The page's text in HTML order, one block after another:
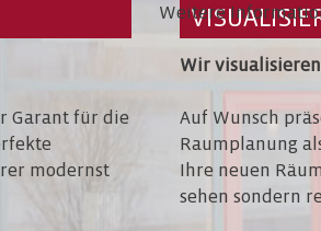
Garant für die
modernst
Wir
Auf Wunsch
Raumplanung
Ihre neuen
sehen sondern
Weitere